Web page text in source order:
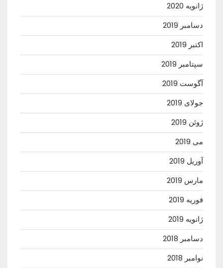
ژانویه 2020
دسامبر 2019
اکتبر 2019
سپتامبر 2019
آگوست 2019
جولای 2019
ژوئن 2019
می 2019
آوریل 2019
مارس 2019
فوریه 2019
ژانویه 2019
دسامبر 2018
نوامبر 2018